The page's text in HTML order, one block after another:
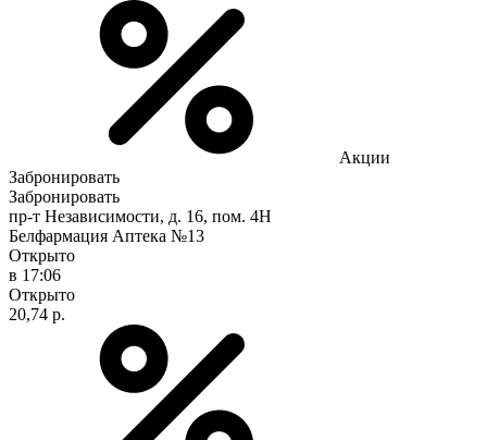
Акции
Забронировать
Забронировать
пр-т Независимости, д. 16, пом. 4Н
Белфармация Аптека №13
Открыто
в 17:06
Открыто
20,74 р.